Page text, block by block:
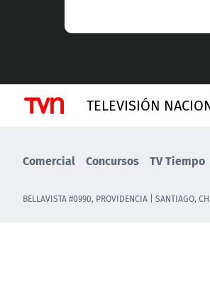
TELEVISIÓN
Comercial Concursos TV Tiempo
BELLAVISTA #0990, PROVIDENCIA | SANTIAGO,